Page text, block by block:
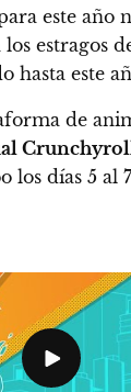
este año
estragos
hasta este
de
los días 5 al